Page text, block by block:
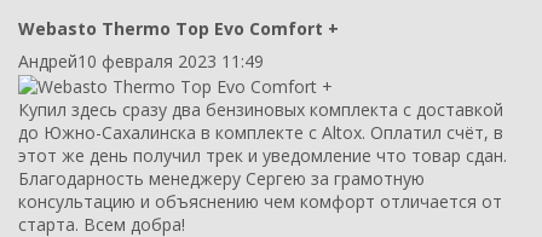
Webasto Thermo Top Evo Comfort +
Андрей10 февраля 2023 11:49
Купил здесь сразу два бензиновых комплекта с доставкой
до Южно-Сахалинска в комплекте с Altox. Оплатил счёт, в
этот же день получил трек и уведомление что товар сдан.
Благодарность менеджеру Сергею за грамотную
консультацию и объяснению чем комфорт отличается от
старта. Всем добра!